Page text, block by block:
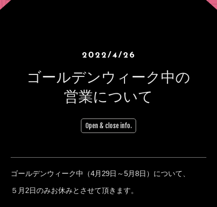
2022/4/26
ゴールデンウィーク中の
営業について
Open & close info.
ゴールデンウィーク中（4月29日～5月8日）について、
５月2日のみお休みとさせて頂きます。